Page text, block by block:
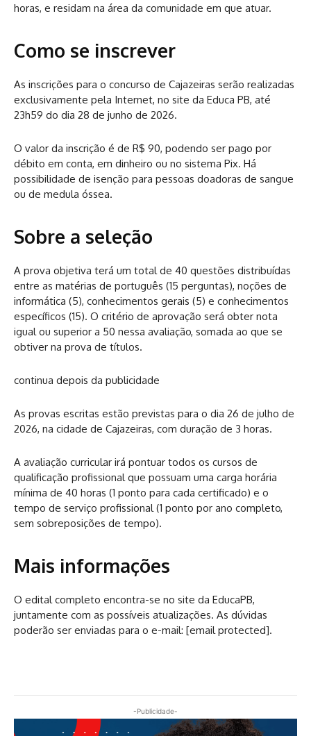
horas, e residam na área da comunidade em que atuar.
Como se inscrever
As inscrições para o concurso de Cajazeiras serão realizadas
exclusivamente pela Internet, no site da Educa PB, até
23h59 do dia 28 de junho de 2026.
O valor da inscrição é de R$ 90, podendo ser pago por
débito em conta, em dinheiro ou no sistema Pix. Há
possibilidade de isenção para pessoas doadoras de sangue
ou de medula óssea.
Sobre a seleção
A prova objetiva terá um total de 40 questões distribuídas
entre as matérias de português (15 perguntas), noções de
informática (5), conhecimentos gerais (5) e conhecimentos
específicos (15). O critério de aprovação será obter nota
igual ou superior a 50 nessa avaliação, somada ao que se
obtiver na prova de títulos.
continua depois da publicidade
As provas escritas estão previstas para o dia 26 de julho de
2026, na cidade de Cajazeiras, com duração de 3 horas.
A avaliação curricular irá pontuar todos os cursos de
qualificação profissional que possuam uma carga horária
mínima de 40 horas (1 ponto para cada certificado) e o
tempo de serviço profissional (1 ponto por ano completo,
sem sobreposições de tempo).
Mais informações
O edital completo encontra-se no site da EducaPB,
juntamente com as possíveis atualizações. As dúvidas
poderão ser enviadas para o e-mail: [email protected].
-Publicidade-